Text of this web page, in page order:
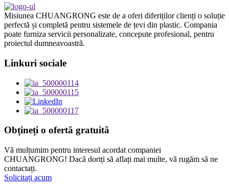
Misiunea CHUANGRONG este de a oferi diferiților clienți o soluție
perfectă și completă pentru sistemele de țevi din plastic. Compania
poate furniza servicii personalizate, concepute profesional, pentru
proiectul dumneavoastră.
Linkuri sociale
Obțineți o ofertă gratuită
Vă mulțumim pentru interesul acordat companiei
CHUANGRONG! Dacă doriți să aflați mai multe, vă rugăm să ne
contactați.
Solicitați acum